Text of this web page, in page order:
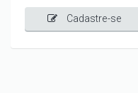
Cadastre-se